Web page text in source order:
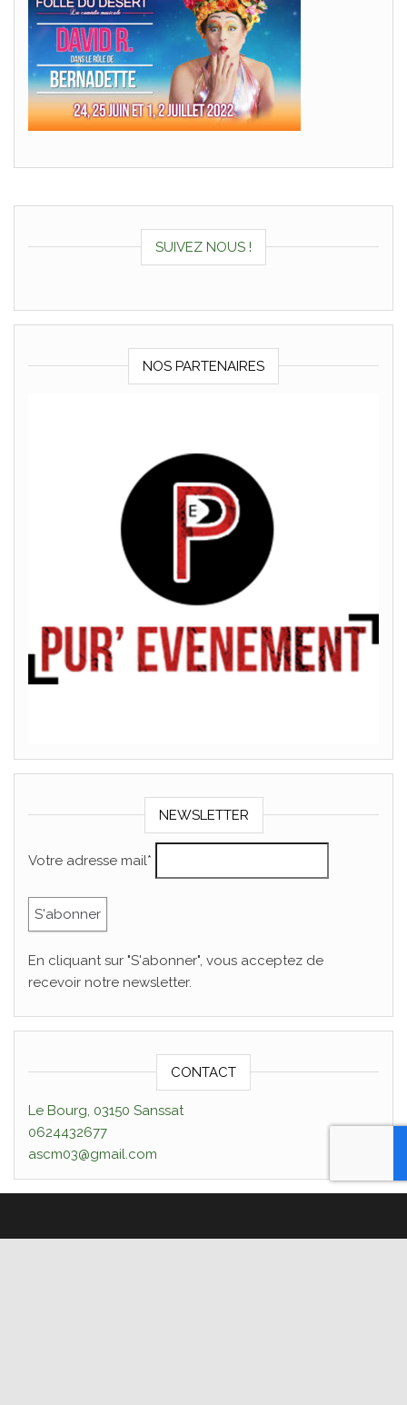
SUIVEZ NOUS !
NOS PARTENAIRES
NEWSLETTER
Votre adresse mail*
En cliquant sur "S'abonner", vous acceptez de
recevoir notre newsletter.
CONTACT
Le Bourg, 03150 Sanssat
0624432677
ascm03@gmail.com